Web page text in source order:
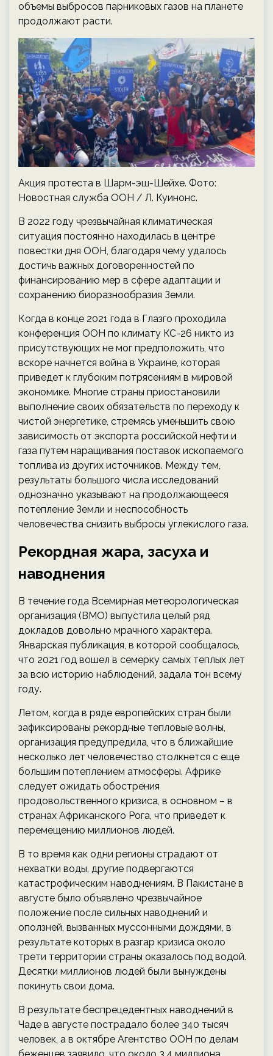
объемы выбросов парниковых газов на планете
продолжают расти.
Акция протеста в Шарм-эш-Шейхе. Фото:
Новостная служба ООН / Л. Куинонс.
В 2022 году чрезвычайная климатическая
ситуация постоянно находилась в центре
повестки дня ООН, благодаря чему удалось
достичь важных договоренностей по
финансированию мер в сфере адаптации и
сохранению биоразнообразия Земли.
Когда в конце 2021 года в Глазго проходила
конференция ООН по климату КС-26 никто из
присутствующих не мог предположить, что
вскоре начнется война в Украине, которая
приведет к глубоким потрясениям в мировой
экономике. Многие страны приостановили
выполнение своих обязательств по переходу к
чистой энергетике, стремясь уменьшить свою
зависимость от экспорта российской нефти и
газа путем наращивания поставок ископаемого
топлива из других источников. Между тем,
результаты большого числа исследований
однозначно указывают на продолжающееся
потепление Земли и неспособность
человечества снизить выбросы углекислого газа.
Рекордная жара, засуха и
наводнения
В течение года Всемирная метеорологическая
организация (ВМО) выпустила целый ряд
докладов довольно мрачного характера.
Январская публикация, в которой сообщалось,
что 2021 год вошел в семерку самых теплых лет
за всю историю наблюдений, задала тон всему
году.
Летом, когда в ряде европейских стран были
зафиксированы рекордные тепловые волны,
организация предупредила, что в ближайшие
несколько лет человечество столкнется с еще
большим потеплением атмосферы. Африке
следует ожидать обострения
продовольственного кризиса, в основном – в
странах Африканского Рога, что приведет к
перемещению миллионов людей.
В то время как одни регионы страдают от
нехватки воды, другие подвергаются
катастрофическим наводнениям. В Пакистане в
августе было объявлено чрезвычайное
положение после сильных наводнений и
оползней, вызванных муссонными дождями, в
результате которых в разгар кризиса около
трети территории страны оказалось под водой.
Десятки миллионов людей были вынуждены
покинуть свои дома.
В результате беспрецедентных наводнений в
Чаде в августе пострадало более 340 тысяч
человек, а в октябре Агентство ООН по делам